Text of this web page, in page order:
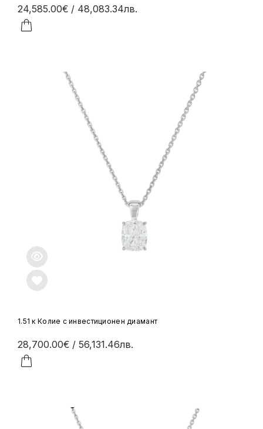
24,585.00€ / 48,083.34лв.
1.51 к Колие с инвестиционен диамант
28,700.00€ / 56,131.46лв.